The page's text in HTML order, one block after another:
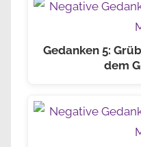
Gedanken 5:
dem